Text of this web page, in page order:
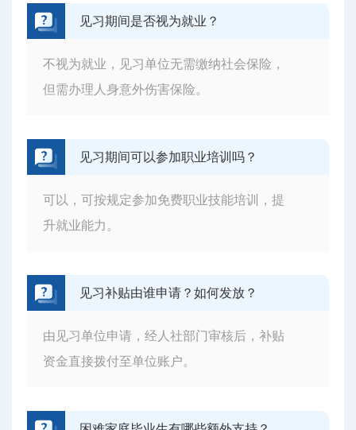
见习期间是否视为就业？
不视为就业，见习单位无需缴纳社会保险，
但需办理人身意外伤害保险。
见习期间可以参加职业培训吗？
可以，可按规定参加免费职业技能培训，提
升就业能力。
见习补贴由谁申请？如何发放？
由见习单位申请，经人社部门审核后，补贴
资金直接拨付至单位账户。